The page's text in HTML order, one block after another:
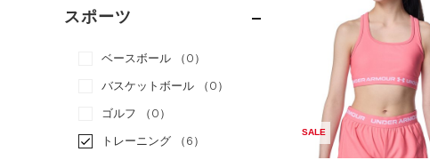
メンズ
ボーイズ （0）
ガールズ （2）
ユニセックス
スポーツ
ベースボール
（0）
バスケットボール
（0）
ゴルフ
（0）
トレーニング
（6）
SALE